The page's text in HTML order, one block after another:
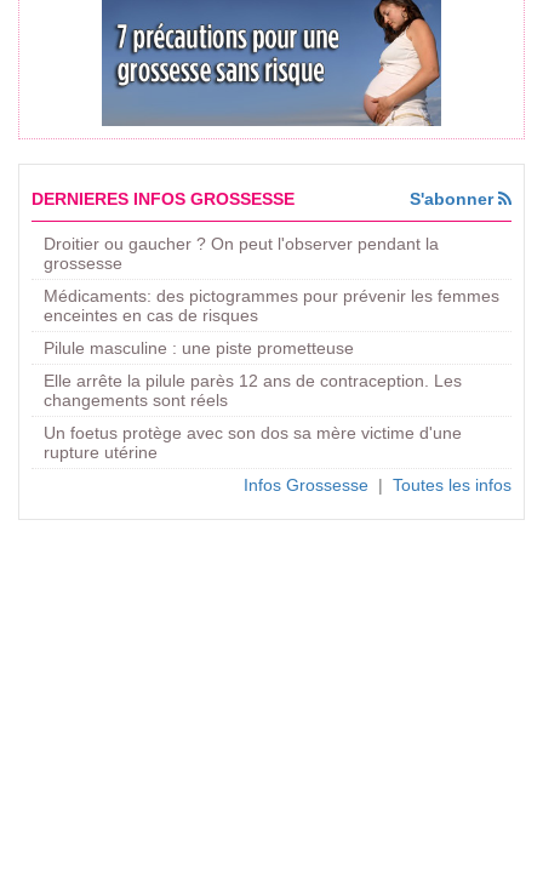
DERNIERES INFOS GROSSESSE S'abonner
Droitier ou gaucher ? On peut l'observer pendant la
grossesse
Médicaments: des pictogrammes pour prévenir les femmes
enceintes en cas de risques
Pilule masculine : une piste prometteuse
Elle arrête la pilule parès 12 ans de contraception. Les
changements sont réels
Un foetus protège avec son dos sa mère victime d'une
rupture utérine
Infos Grossesse | Toutes les infos